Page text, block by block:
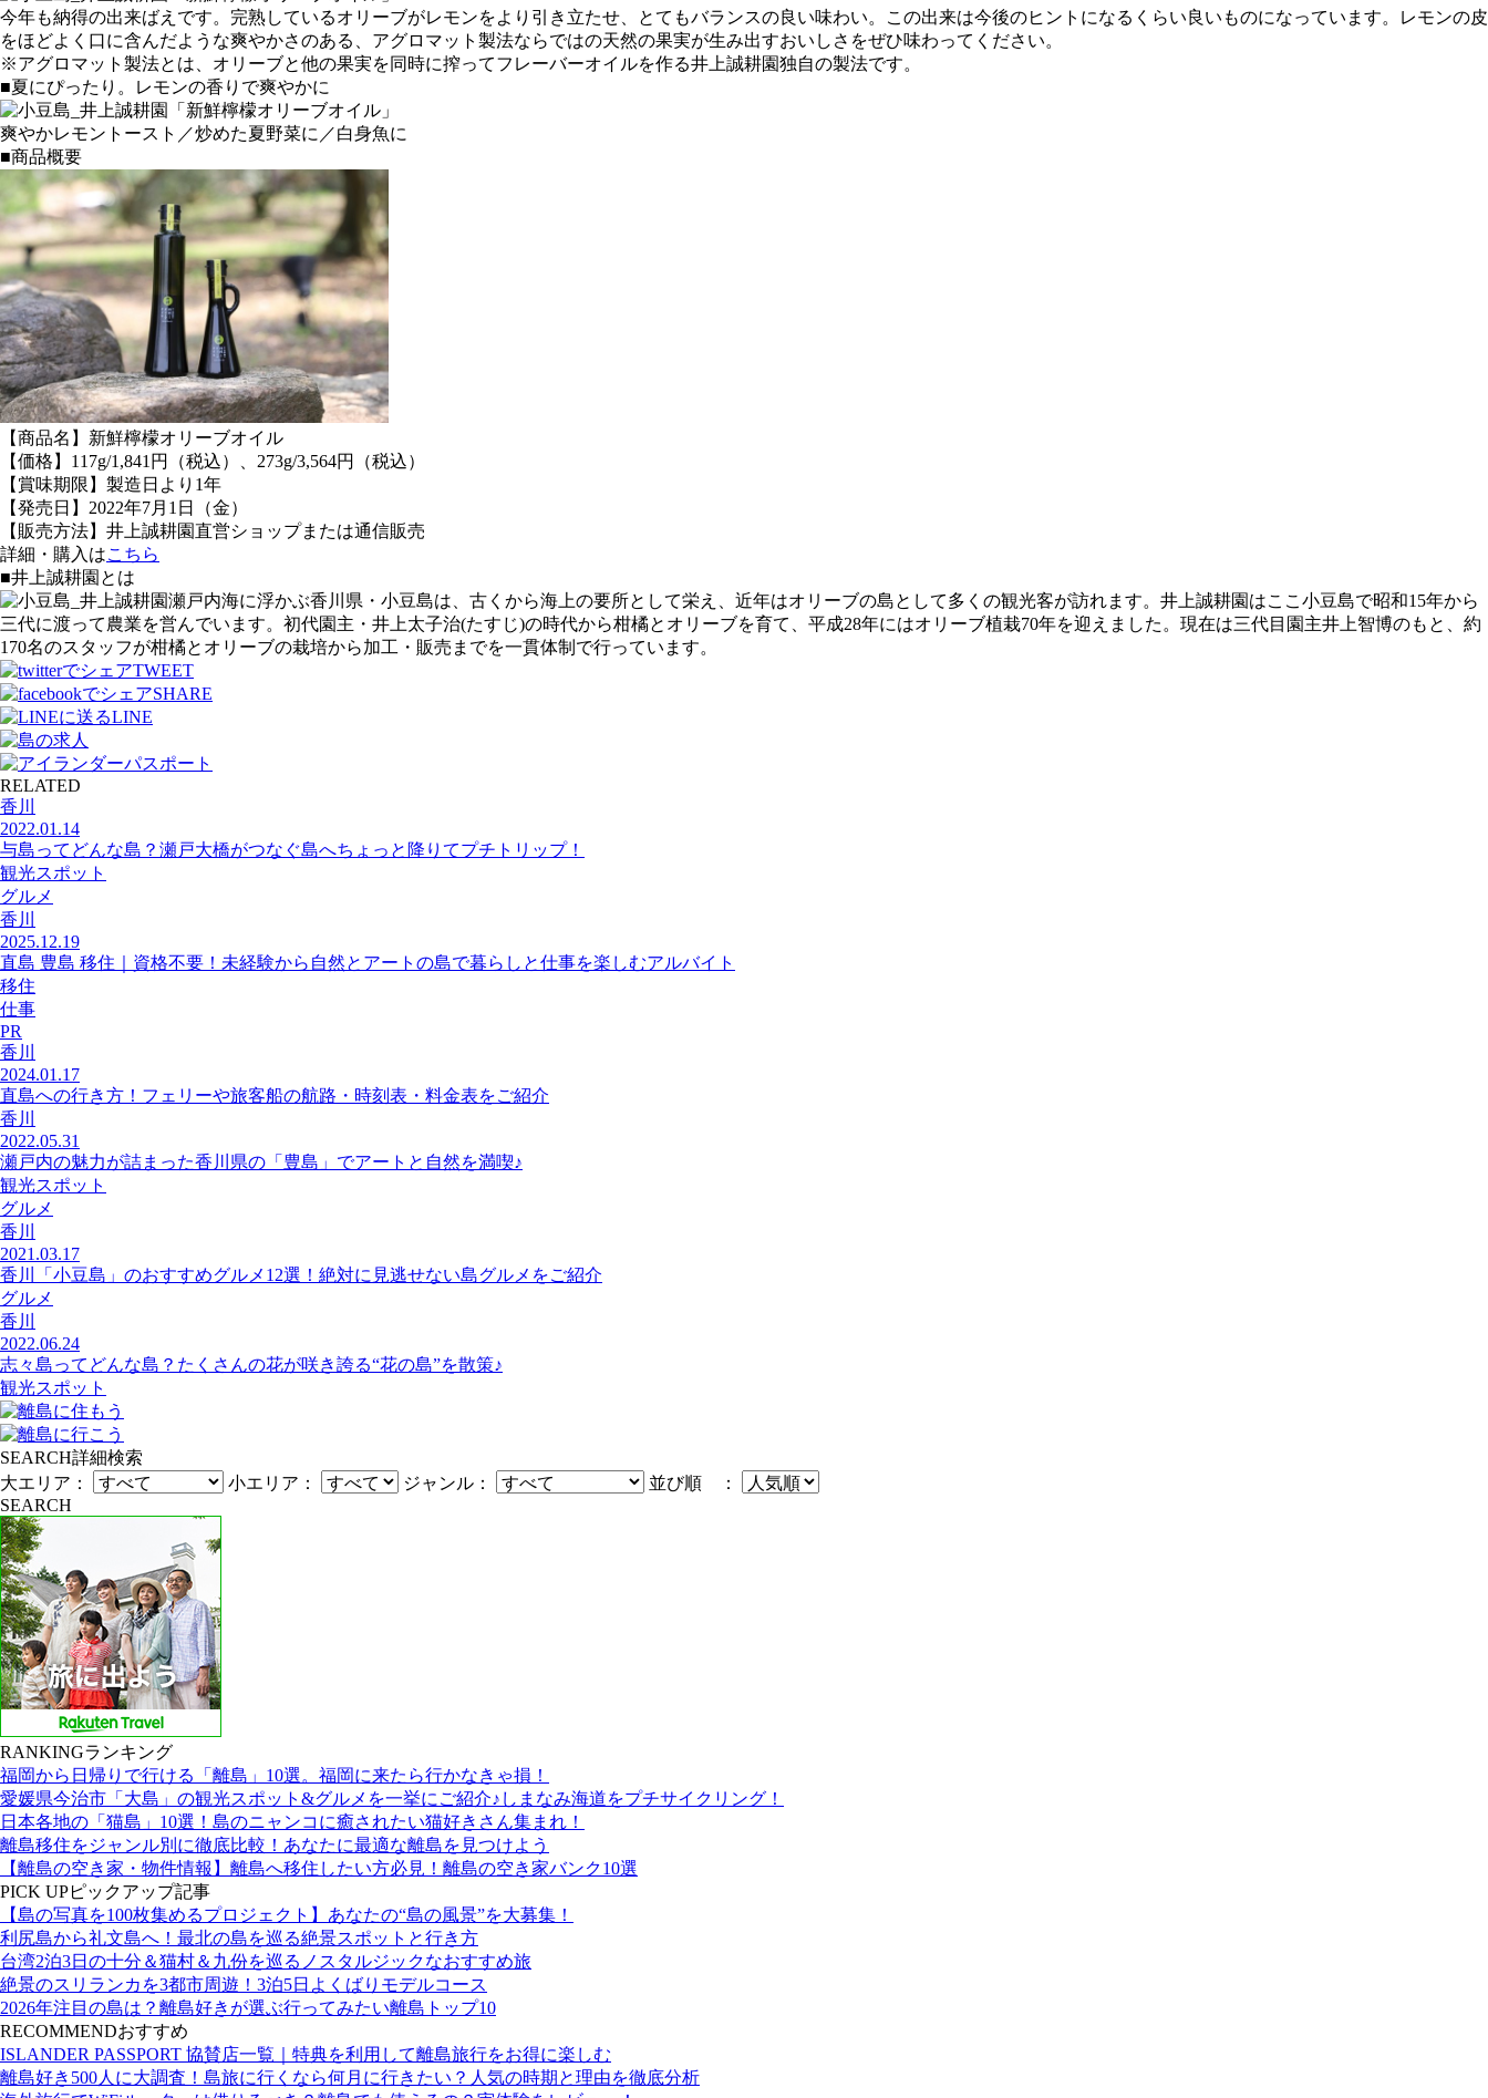
今年も納得の出来ばえです。完熟しているオリーブがレモンをより引き立たせ、とてもバランスの良い味わい。この出来は今後のヒントになるくらい良いものになっています。レモンの皮
をほどよく口に含んだような爽やかさのある、アグロマット製法ならではの天然の果実が生み出すおいしさをぜひ味わってください。
※アグロマット製法とは、オリーブと他の果実を同時に搾ってフレーバーオイルを作る井上誠耕園独自の製法です。
■夏にぴったり。レモンの香りで爽やかに
爽やかレモントースト／炒めた夏野菜に／白身魚に
■商品概要
【商品名】新鮮檸檬オリーブオイル
【価格】117g/1,841円（税込）、273g/3,564円（税込）
【賞味期限】製造日より1年
【発売日】2022年7月1日（金）
【販売方法】井上誠耕園直営ショップまたは通信販売
詳細・購入はこちら
■井上誠耕園とは
瀬戸内海に浮かぶ香川県・小豆島は、古くから海上の要所として栄え、近年はオリーブの島として多くの観光客が訪れます。井上誠耕園はここ小豆島で昭和15年から
三代に渡って農業を営んでいます。初代園主・井上太子治(たすじ)の時代から柑橘とオリーブを育て、平成28年にはオリーブ植栽70年を迎えました。現在は三代目園主井上智博のもと、約
170名のスタッフが柑橘とオリーブの栽培から加工・販売までを一貫体制で行っています。
TWEET
SHARE
LINE
RELATED
香川
2022.01.14
与島ってどんな島？瀬戸大橋がつなぐ島へちょっと降りてプチトリップ！
観光スポット
グルメ
香川
2025.12.19
直島 豊島 移住｜資格不要！未経験から自然とアートの島で暮らしと仕事を楽しむアルバイト
移住
仕事
PR
香川
2024.01.17
直島への行き方！フェリーや旅客船の航路・時刻表・料金表をご紹介
香川
2022.05.31
瀬戸内の魅力が詰まった香川県の「豊島」でアートと自然を満喫♪
観光スポット
グルメ
香川
2021.03.17
香川「小豆島」のおすすめグルメ12選！絶対に見逃せない島グルメをご紹介
グルメ
香川
2022.06.24
志々島ってどんな島？たくさんの花が咲き誇る“花の島”を散策♪
観光スポット
SEARCH詳細検索
大エリア：
小エリア： ジャンル：
並び順 ：
SEARCH
RANKINGランキング
福岡から日帰りで行ける「離島」10選。福岡に来たら行かなきゃ損！
愛媛県今治市「大島」の観光スポット&グルメを一挙にご紹介♪しまなみ海道をプチサイクリング！
日本各地の「猫島」10選！島のニャンコに癒されたい猫好きさん集まれ！
離島移住をジャンル別に徹底比較！あなたに最適な離島を見つけよう
【離島の空き家・物件情報】離島へ移住したい方必見！離島の空き家バンク10選
PICK UPピックアップ記事
【島の写真を100枚集めるプロジェクト】あなたの“島の風景”を大募集！
利尻島から礼文島へ！最北の島を巡る絶景スポットと行き方
台湾2泊3日の十分＆猫村＆九份を巡るノスタルジックなおすすめ旅
絶景のスリランカを3都市周遊！3泊5日よくばりモデルコース
2026年注目の島は？離島好きが選ぶ行ってみたい離島トップ10
RECOMMENDおすすめ
ISLANDER PASSPORT 協賛店一覧｜特典を利用して離島旅行をお得に楽しむ
離島好き500人に大調査！島旅に行くなら何月に行きたい？人気の時期と理由を徹底分析